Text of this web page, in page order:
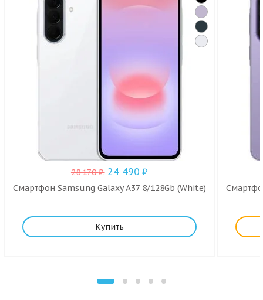
28 170₽. 24 490₽
Смартфон Samsung Galaxy A37 8/128Gb (White)
Купить